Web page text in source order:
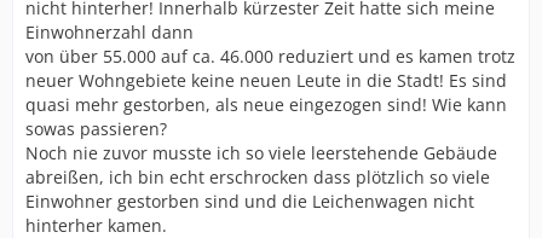
nicht hinterher! Innerhalb kürzester Zeit hatte sich meine
Einwohnerzahl dann
von über 55.000 auf ca. 46.000 reduziert und es kamen trotz
neuer Wohngebiete keine neuen Leute in die Stadt! Es sind
quasi mehr gestorben, als neue eingezogen sind! Wie kann
sowas passieren?
Noch nie zuvor musste ich so viele leerstehende Gebäude
abreißen, ich bin echt erschrocken dass plötzlich so viele
Einwohner gestorben sind und die Leichenwagen nicht
hinterher kamen.